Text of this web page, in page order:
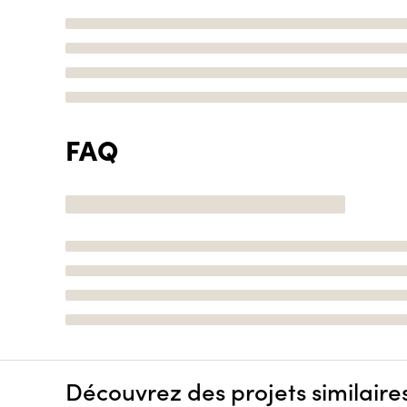
FAQ
Découvrez des projets